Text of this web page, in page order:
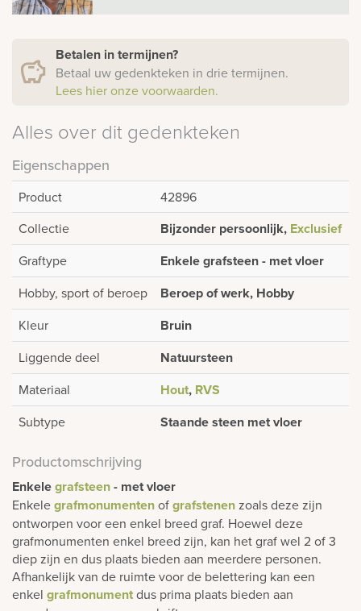
Betalen in termijnen?
Betaal uw gedenkteken in drie termijnen.
Lees hier onze voorwaarden.
Alles over dit gedenkteken
Eigenschappen
Product
42896
Collectie
Bijzonder persoonlijk, Exclusief
Graftype Enkele grafsteen - met vloer
Hobby, sport of beroep Beroep of werk, Hobby
Kleur Bruin
Liggende deel Natuursteen
Materiaal Hout, RVS
Subtype Staande steen met vloer
Productomschrijving
Enkelegrafsteen- met vloer
Enkelegrafmonumentenofgrafstenenzoals deze zijn
ontworpen voor een enkel breed graf. Hoewel deze
grafmonumenten enkel breed zijn, kan het graf wel 2 of 3
diep zijn en dus plaats bieden aan meerdere personen.
Afhankelijk van de ruimte voor de belettering kan een
enkel grafmonumentdus prima plaats bieden aan